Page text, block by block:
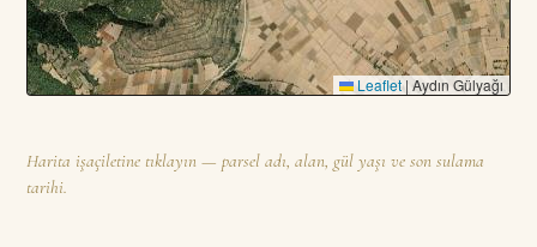
Leaflet | Aydın Gülyağı
Harita işaçiletine tıklayın — parsel adı, alan, gül yaşı ve son sulama
tarihi.